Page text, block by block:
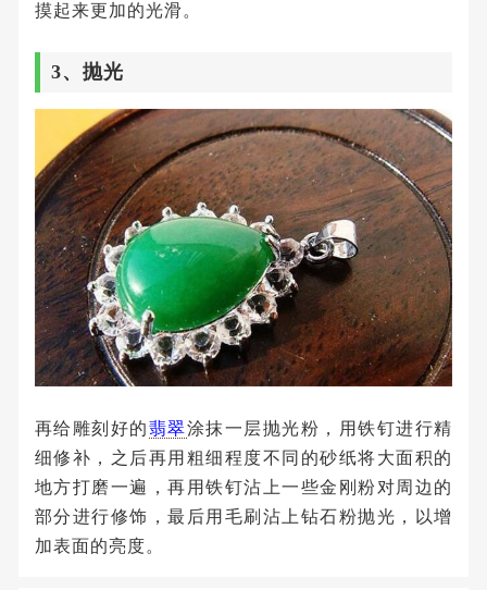
摸起来更加的光滑。
3、抛光
再给雕刻好的翡翠涂抹一层抛光粉，用铁钉进行精
细修补，之后再用粗细程度不同的砂纸将大面积的
地方打磨一遍，再用铁钉沾上一些金刚粉对周边的
部分进行修饰，最后用毛刷沾上钻石粉抛光，以增
加表面的亮度。